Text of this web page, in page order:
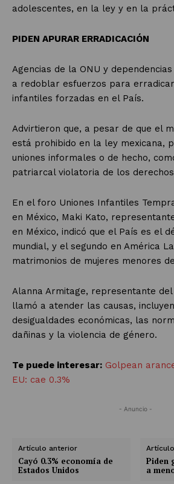
adolescentes, en la ley y en la
PIDEN APURAR ERRADICACIÓN
Agencias de la ONU y
a redoblar esfuerzos para
infantiles forzadas en el País.
Advirtieron que, a pesar de que el
está prohibido en la ley mexicana,
uniones informales o de hecho,
patriarcal violatoria de los
En el foro Uniones Infantiles
en México, Maki Kato,
en México, indicó que el País es el
mundial, y el segundo en América
matrimonios de mujeres menores
Alanna Armitage, representante del
llamó a atender las causas,
desigualdades económicas, las
dañinas y la violencia de género.
Te puede interesar: Golpean
EU: cae 0.3%
- Anuncio -
Artículo anterior
Cayó 0.3% economía de
Estados Unidos
Piden
a